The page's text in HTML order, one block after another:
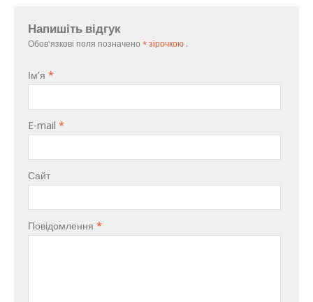
Напишіть відгук
Обов'язкові поля позначено * зірочкою .
Ім’я *
E-mail *
Сайт
Повідомлення *